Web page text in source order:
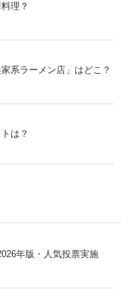
理？
系ラーメン店」はどこ？
は？
年版・人気投票実施